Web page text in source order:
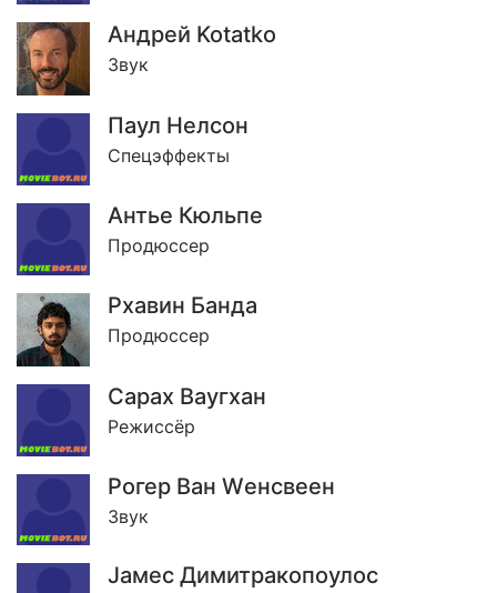
Андрей Kotatko
Звук
Паул Нелсон
Спецэффекты
Антье Кюльпе
Продюссер
Рхавин Банда
Продюссер
Сарах Ваугхан
Режиссёр
Рогер Ван Wенсвеен
Звук
Jамес Димитракопоулос